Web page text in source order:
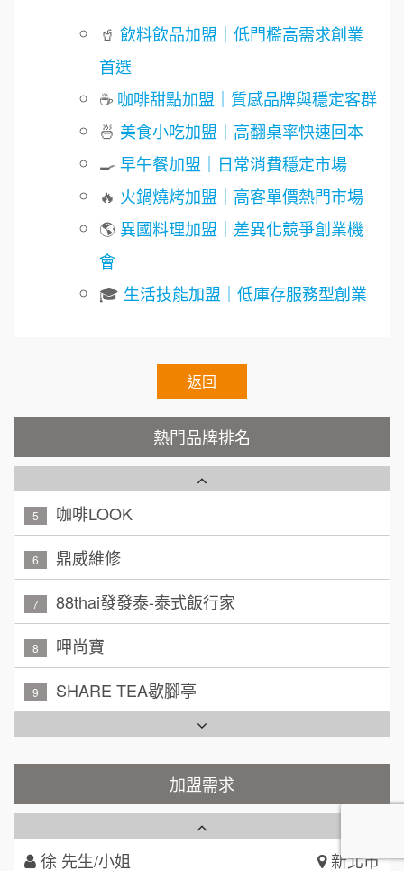
🥤 飲料飲品加盟｜低門檻高需求創業
首選
☕ 咖啡甜點加盟｜質感品牌與穩定客群
🍜 美食小吃加盟｜高翻桌率快速回本
🍳 早午餐加盟｜日常消費穩定市場
🔥 火鍋燒烤加盟｜高客單價熱門市場
🌎 異國料理加盟｜差異化競爭創業機
會
🎓 生活技能加盟｜低庫存服務型創業
返回
熱門品牌排名
鼎威維修
88thai發發泰-泰式飯行家
呷尚寶
SHARE TEA歇腳亭
TEA TOP台灣第一味
Cozy coffee可集咖啡
潮鍋癮
5 咖啡LOOK
6 鼎威維修
7 88thai發發泰-泰式飯行家
8 呷尚寶
9 SHARE TEA歇腳亭
10 TEA TOP台灣第一味
1 Cozy coffee可集咖啡
加盟需求
周 先生/小姐 台北
徐 先生/小姐 新北市
加盟預算 50萬~75萬
何 先生/小姐
100萬~300萬
呂 先生/小姐
加盟預算 200萬~400萬
加盟預算
林 先生/小姐
100萬 ~ 200萬
吳 先生/小姐
加盟預算 100萬~200萬
周 先生/小姐 台北
加盟預算 100萬 ~150萬
加盟預算 50萬~75萬
何 先生/小姐 台南